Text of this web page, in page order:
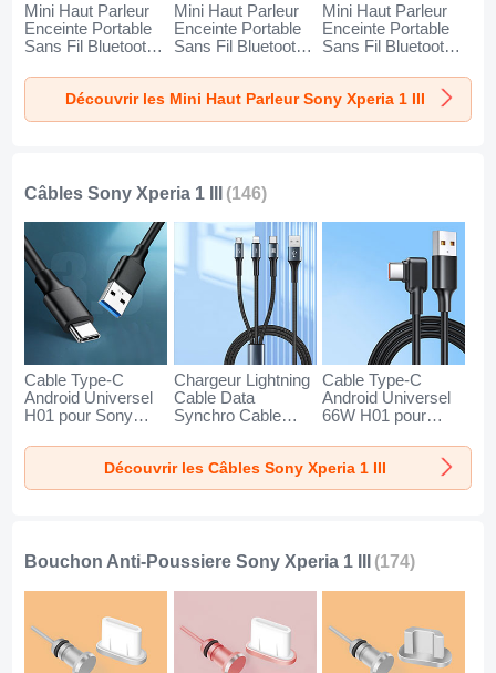
Mini Haut Parleur
Enceinte Portable
Sans Fil Bluetooth
pour Sony Xperia 1
Mini Haut Parleur
Enceinte Portable
Sans Fil Bluetooth
pour Sony Xperia 1
III Noir
Mini Haut Parleur
Enceinte Portable
Sans Fil Bluetooth
pour Sony Xperia 1
III Bleu
Découvrir les Mini Haut Parleur Sony Xperia 1 III
Câbles Sony Xperia 1 III (146)
Cable Type-C
Android Universel
H01 pour Sony
Fonce
Chargeur Lightning
Cable Data
Synchro Cable
Type-C 100W H01
pour Sony Xperia 1
III Noir
Cable Type-C
Android Universel
66W H01 pour
Noir
Découvrir les Câbles Sony Xperia 1 III
Bouchon Anti-Poussiere Sony Xperia 1 III (174)